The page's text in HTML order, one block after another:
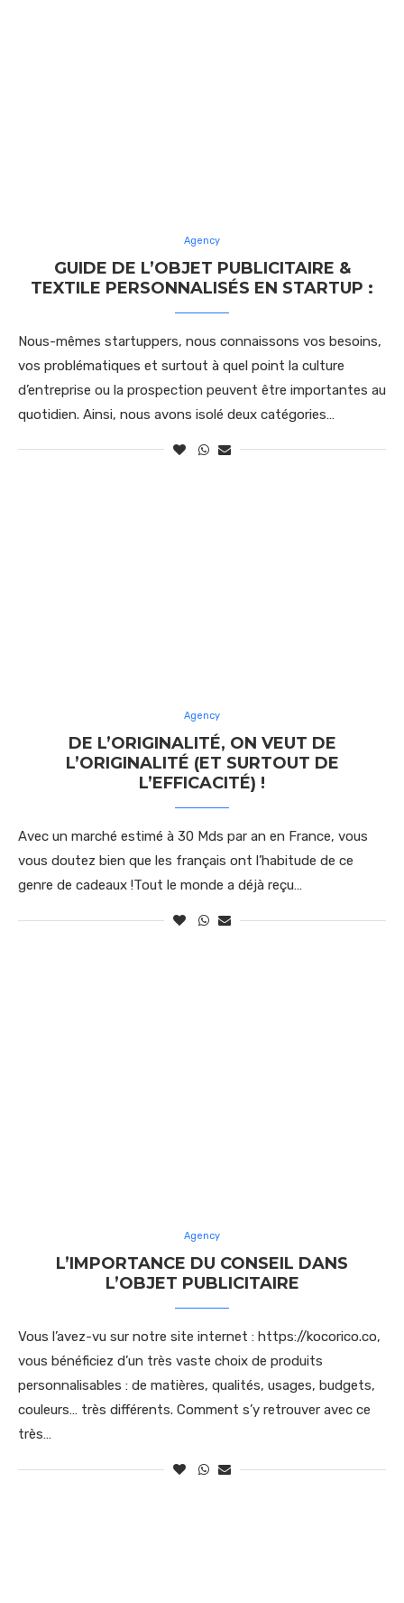
Agency
GUIDE DE L’OBJET PUBLICITAIRE &
TEXTILE PERSONNALISÉS EN STARTUP :
Nous-mêmes startuppers, nous connaissons vos besoins,
vos problématiques et surtout à quel point la culture
d’entreprise ou la prospection peuvent être importantes au
quotidien. Ainsi, nous avons isolé deux catégories…
Agency
DE L’ORIGINALITÉ, ON VEUT DE
L’ORIGINALITÉ (ET SURTOUT DE
L’EFFICACITÉ) !
Avec un marché estimé à 30 Mds par an en France, vous
vous doutez bien que les français ont l’habitude de ce
genre de cadeaux !Tout le monde a déjà reçu…
Agency
L’IMPORTANCE DU CONSEIL DANS
L’OBJET PUBLICITAIRE
Vous l’avez-vu sur notre site internet : https://kocorico.co,
vous bénéficiez d’un très vaste choix de produits
personnalisables : de matières, qualités, usages, budgets,
couleurs… très différents. Comment s’y retrouver avec ce
très…